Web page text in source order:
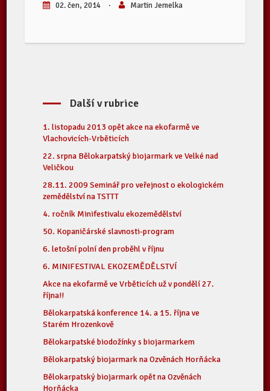
02. čen, 2014 · Martin Jemelka
Další v rubrice
1. listopadu 2013 opět akce na ekofarmě ve
Vlachovicích-Vrběticích
22. srpna Bělokarpatský biojarmark ve Velké nad
Veličkou
28.11. 2009 Seminář pro veřejnost o ekologickém
zemědělství na TSTTT
4. ročník Minifestivalu ekozemědělství
50. Kopaničárské slavnosti-program
6. letošní polní den proběhl v říjnu
6. MINIFESTIVAL EKOZEMĚDĚLSTVÍ
Akce na ekofarmě ve Vrběticích už v pondělí 27.
října!!
Bělokarpatská konference 14. a 15. října ve
Starém Hrozenkově
Bělokarpatské biodožínky s biojarmarkem
Bělokarpatský biojarmark na Ozvěnách Horňácka
Bělokarpatský biojarmark opět na Ozvěnách
Horňácka